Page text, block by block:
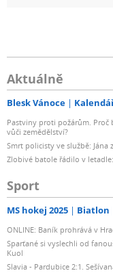
Aktuálně
Blesk Vánoce
Pastviny proti požárům.
vůči zemědělství?
Smrt policisty ve službě:
Zlobivé batole řádilo v
Sport
MS hokej 2025 Biatlon
ONLINE: Baník prohrává v
Sparťané si vyslechli od
Kuol
Slavia - Pardubice 2:1.